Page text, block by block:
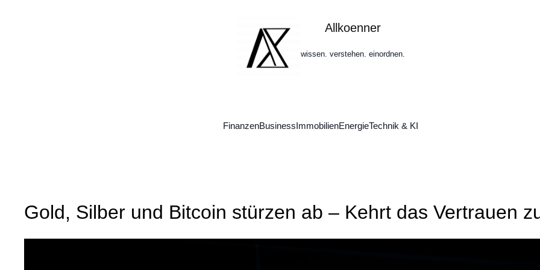
Allkoenner
wissen. verstehen. einordnen.
FinanzenBusinessImmobilienEnergieTechnik & KI
Gold, Silber und Bitcoin stürzen ab – Kehrt das Vertrauen